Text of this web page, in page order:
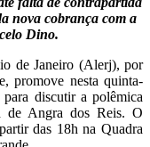
nova cobrança com a
Dino.
de Janeiro (Alerj), por
promove nesta quinta-
discutir a polêmica
de Angra dos Reis. O
das 18h na Quadra